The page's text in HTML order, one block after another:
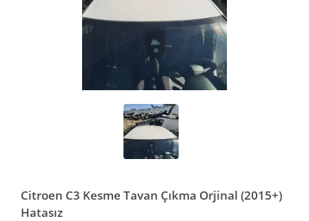
Citroen C3 Kesme Tavan Çıkma Orjinal (2015+)
Hatasız